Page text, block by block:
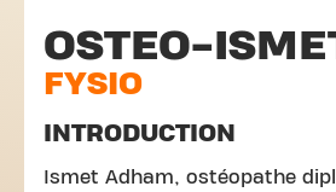
OSTEO-
FYSIO
INTRODUCTION
Ismet Adham, ostéopathe